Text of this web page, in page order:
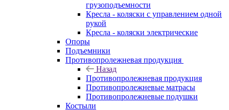
грузоподъемности
Кресла - коляски с управлением одной
рукой
Кресла - коляски электрические
Опоры
Подъемники
Противопролежневая продукция
Назад
Противопролежневая продукция
Противопролежневые матрасы
Противопролежневые подушки
Костыли